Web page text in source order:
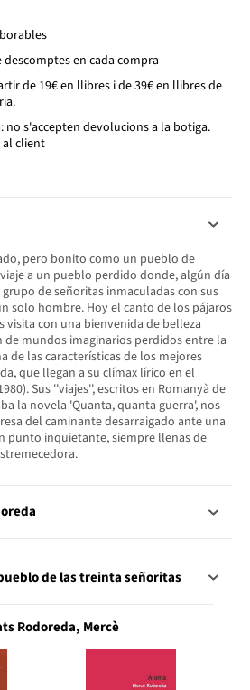
descomptes en cada compra
de 19€ en llibres i de 39€ en llibres de
no s'accepten devolucions a la botiga.
client
pero bonito como un pueblo de
a un pueblo perdido donde, algún día
de señoritas inmaculadas con sus
solo hombre. Hoy el canto de los pájaros
visita con una bienvenida de belleza
de mundos imaginarios perdidos entre la
de las características de los mejores
que llegan a su clímax lírico en el
Sus ''viajes'', escritos en Romanyà de
la novela 'Quanta, quanta guerra', nos
del caminante desarraigado ante una
punto inquietante, siempre llenas de
de las treinta señoritas
Rodoreda, Mercè